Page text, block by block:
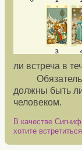
ли встреча в
должны быть
человеком.
В качестве
хотите встретиться.